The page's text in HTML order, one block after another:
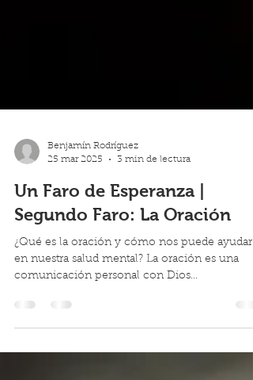
Benjamín Rodríguez
25 mar 2025
3 min de lectura
Un Faro de Esperanza |
Segundo Faro: La Oración
en nuestra salud mental? La oración es una